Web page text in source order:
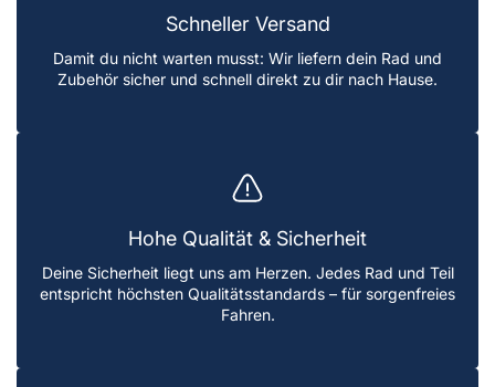
Schneller Versand
Damit du nicht warten musst: Wir liefern dein Rad und
Zubehör sicher und schnell direkt zu dir nach Hause.
Hohe Qualität & Sicherheit
Deine Sicherheit liegt uns am Herzen. Jedes Rad und Teil
entspricht höchsten Qualitätsstandards – für sorgenfreies
Fahren.